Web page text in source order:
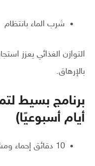
شرب الماء بانتظام
التوازن الغذائي يعزز
بالإرهاق.
أيام أسبوعيًا)
10 دقائق إحماء ومشي